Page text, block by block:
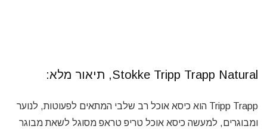
Stokke Tripp Trapp Natural, תיאור מלא:
Tripp Trapp הוא כיסא אוכל רב שלבי המתאים לפעוטות, לנוער
ומבוגרים, למעשה כיסא אוכל טריפ טראפ מסוגל לשאת מבוגר